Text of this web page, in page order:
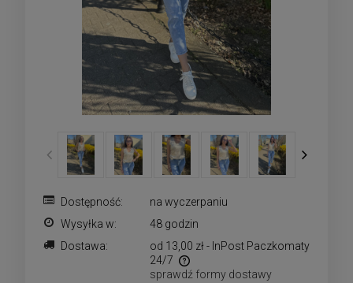
Dostępność:
na wyczerpaniu
Wysyłka w:
48 godzin
Dostawa:
od 13,00 zł - InPost Paczkomaty
24/7
Cena nie zawiera ewentualnych kosztów płatności
sprawdź formy dostawy